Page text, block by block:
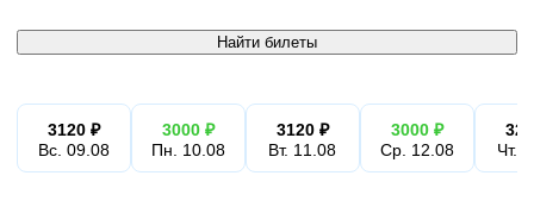
Найти билеты
3120 ₽
Вс. 09.08
3000 ₽
Пн. 10.08
3120 ₽
Вт. 11.08
3000 ₽
Ср. 12.08
Чт.